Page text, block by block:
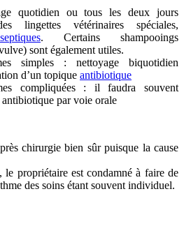
quotidien ou tous les deux jours
lingettes vétérinaires spéciales,
. Certains shampooings
sont également utiles.
simples : nettoyage biquotidien
d’un topique antibiotique
compliquées : il faudra souvent
par voie orale
chirurgie bien sûr puisque la cause
propriétaire est condamné à faire de
des soins étant souvent individuel.